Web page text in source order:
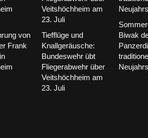
von
Frank
Tiefflüge und
Knallgeräusche:
Bundeswehr übt
Fliegerabwehr über
Veitshöchheim am
23. Juli
Biwak